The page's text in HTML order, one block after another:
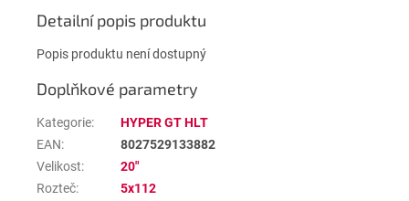
Detailní popis produktu
Popis produktu není dostupný
Doplňkové parametry
Kategorie:
HYPER GT HLT
EAN:
8027529133882
Velikost:
20"
Rozteč:
5x112